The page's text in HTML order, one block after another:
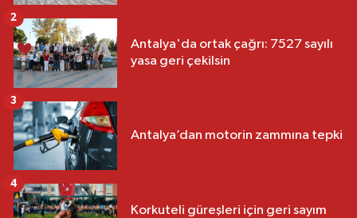
Antalya'da ortak çağrı: 7527 sayılı
yasa geri çekilsin
2
Antalya’dan motorin zammına tepki
3
Korkuteli güreşleri için geri sayım
4